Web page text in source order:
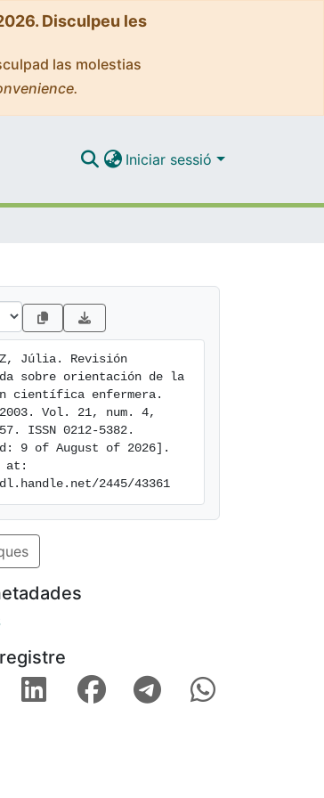
Disculpeu les
las molestias
Iniciar sessió
Júlia. Revisión
sobre orientación de la
Vol. 21, num. 4,
ISSN 0212-5382.
9 of August of 2026].
at:
2445/43361